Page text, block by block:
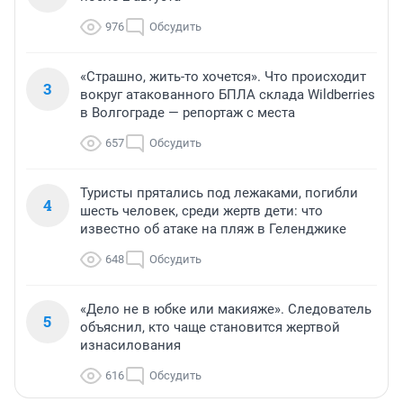
976 Обсудить
3
«Страшно, жить-то хочется». Что происходит
вокруг атакованного БПЛА склада Wildberries
в Волгограде — репортаж с места
657 Обсудить
4
Туристы прятались под лежаками, погибли
шесть человек, среди жертв дети: что
известно об атаке на пляж в Геленджике
648 Обсудить
5
«Дело не в юбке или макияже». Следователь
объяснил, кто чаще становится жертвой
изнасилования
616 Обсудить